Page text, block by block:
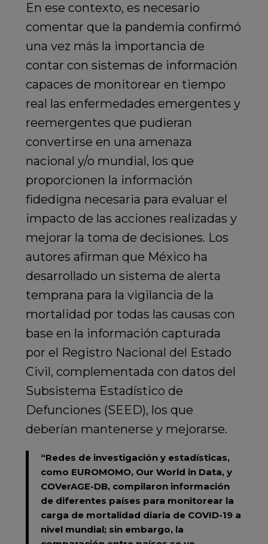
En ese contexto, es necesario
comentar que la pandemia confirmó
una vez más la importancia de
contar con sistemas de información
capaces de monitorear en tiempo
real las enfermedades emergentes y
reemergentes que pudieran
convertirse en una amenaza
nacional y/o mundial, los que
proporcionen la información
fidedigna necesaria para evaluar el
impacto de las acciones realizadas y
mejorar la toma de decisiones. Los
autores afirman que México ha
desarrollado un sistema de alerta
temprana para la vigilancia de la
mortalidad por todas las causas con
base en la información capturada
por el Registro Nacional del Estado
Civil, complementada con datos del
Subsistema Estadístico de
Defunciones (SEED), los que
deberían mantenerse y mejorarse.
“Redes de investigación y estadísticas,
como EUROMOMO, Our World in Data, y
COVerAGE-DB,compilaron información
de diferentes países para monitorear la
carga de mortalidad diaria de COVID-19 a
nivel mundial; sin embargo, la